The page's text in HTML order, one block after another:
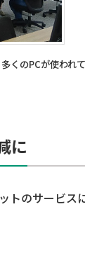
くのPCが使われて
に
トのサービス